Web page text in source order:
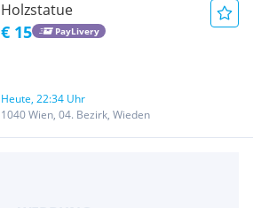
Holzstatue
€ 15 PayLivery
Heute, 22:34 Uhr
1040 Wien, 04. Bezirk, Wieden